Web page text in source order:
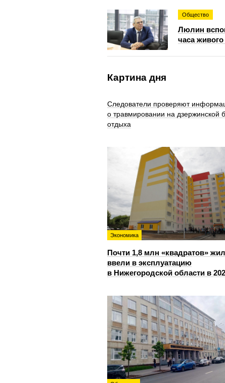
Общество
Люлин
часа
Картина дня
Следователи проверяют
о травмировании на дзержинской
отдыха
Экономика
Почти 1,8 млн «квадратов»
ввели в эксплуатацию
в Нижегородской области в